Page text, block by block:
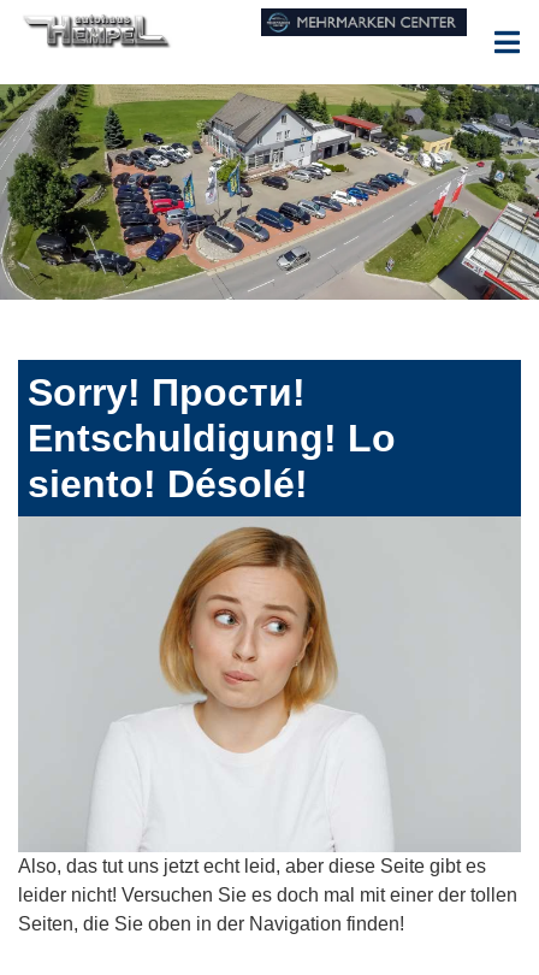
Sorry! Прости!
Entschuldigung! Lo
siento! Désolé!
Also, das tut uns jetzt echt leid, aber diese Seite gibt es
leider nicht! Versuchen Sie es doch mal mit einer der tollen
Seiten, die Sie oben in der Navigation finden!